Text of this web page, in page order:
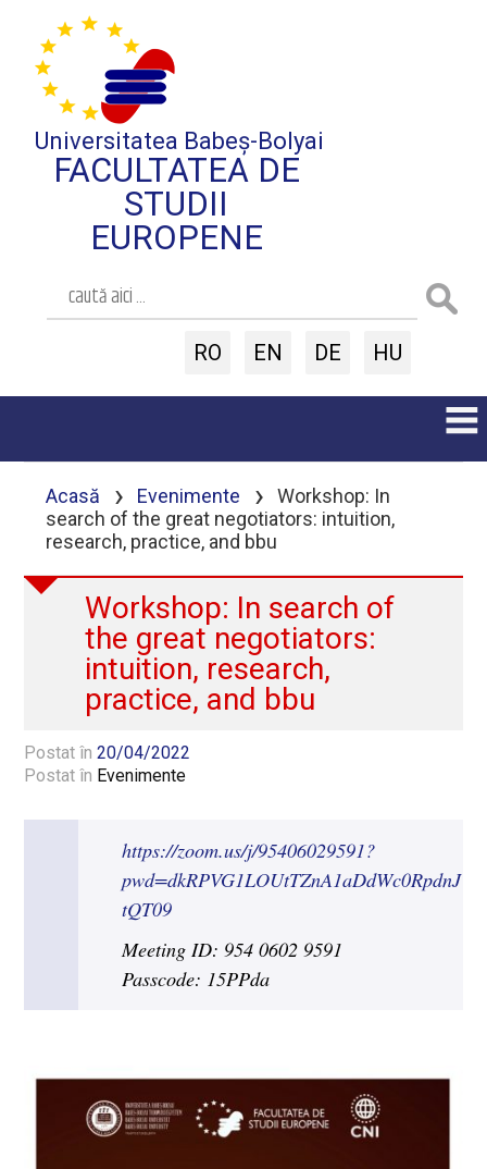
Universitatea Babeș-Bolyai
FACULTATEA DE
STUDII
EUROPENE
RO EN DE HU
Acasă › Evenimente ›
Workshop: In
search of the great negotiators: intuition,
research, practice, and bbu
Workshop: In search of
the great negotiators:
intuition, research,
practice, and bbu
Postat în20/04/2022
Postat în Evenimente
https://zoom.us/j/95406029591?
pwd=dkRPVG1LOUtTZnA1aDdWc0RpdnJ
tQT09
Meeting ID: 954 0602 9591
Passcode: 15PPda